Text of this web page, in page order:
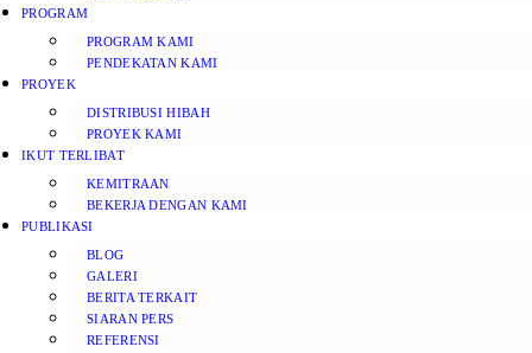
PROGRAM
PROGRAM KAMI
PENDEKATAN KAMI
PROYEK
DISTRIBUSI HIBAH
PROYEK KAMI
IKUT TERLIBAT
KEMITRAAN
BEKERJA DENGAN KAMI
PUBLIKASI
BLOG
GALERI
BERITA TERKAIT
SIARAN PERS
REFERENSI